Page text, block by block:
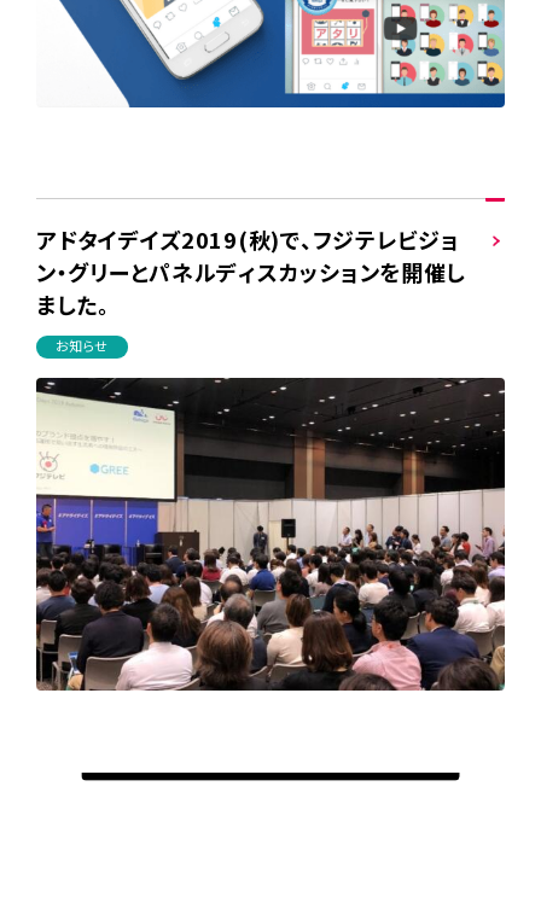
アドタイデイズ2019(秋)で、フジテレビジョ
ン・グリーとパネルディスカッションを開催し
ました。
お知らせ